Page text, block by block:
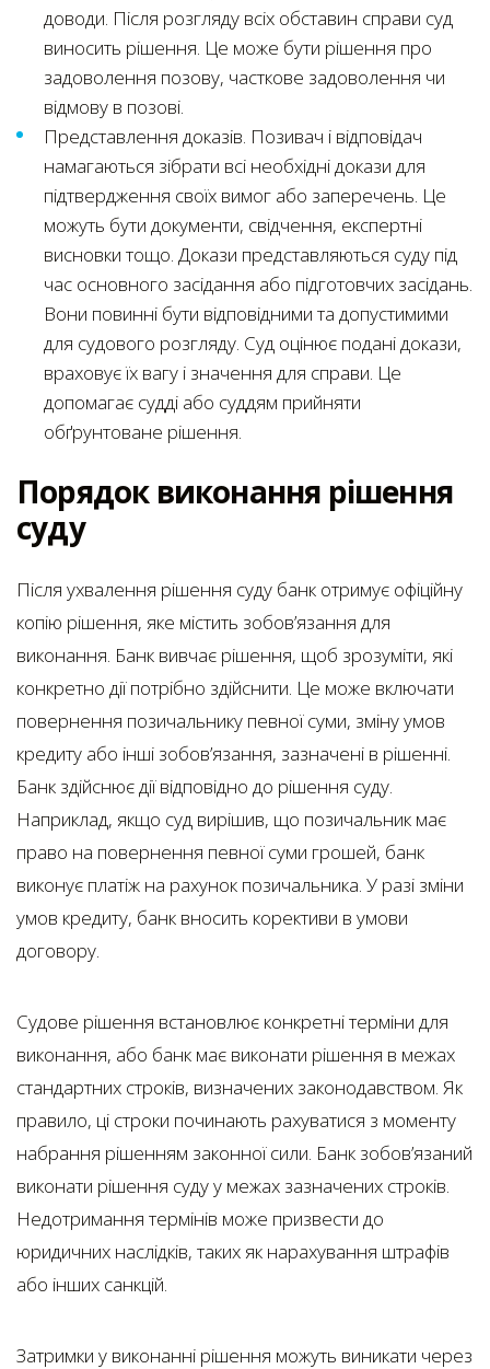
доводи. Після розгляду всіх обставин справи суд
виносить рішення. Це може бути рішення про
задоволення позову, часткове задоволення чи
відмову в позові.
Представлення доказів. Позивач і відповідач
намагаються зібрати всі необхідні докази для
підтвердження своїх вимог або заперечень. Це
можуть бути документи, свідчення, експертні
висновки тощо. Докази представляються суду під
час основного засідання або підготовчих засідань.
Вони повинні бути відповідними та допустимими
для судового розгляду. Суд оцінює подані докази,
враховує їх вагу і значення для справи. Це
допомагає судді або суддям прийняти
обґрунтоване рішення.
Порядок виконання рішення
суду
Після ухвалення рішення суду банк отримує офіційну
копію рішення, яке містить зобов’язання для
виконання. Банк вивчає рішення, щоб зрозуміти, які
конкретно дії потрібно здійснити. Це може включати
повернення позичальнику певної суми, зміну умов
кредиту або інші зобов’язання, зазначені в рішенні.
Банк здійснює дії відповідно до рішення суду.
Наприклад, якщо суд вирішив, що позичальник має
право на повернення певної суми грошей, банк
виконує платіж на рахунок позичальника. У разі зміни
умов кредиту, банк вносить корективи в умови
договору.
Судове рішення встановлює конкретні терміни для
виконання, або банк має виконати рішення в межах
стандартних строків, визначених законодавством. Як
правило, ці строки починають рахуватися з моменту
набрання рішенням законної сили. Банк зобов’язаний
виконати рішення суду у межах зазначених строків.
Недотримання термінів може призвести до
юридичних наслідків, таких як нарахування штрафів
або інших санкцій.
Затримки у виконанні рішення можуть виникати через